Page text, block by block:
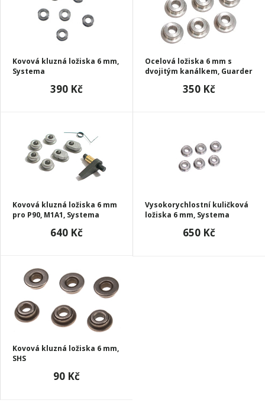
Kovová kluzná ložiska 6 mm,
Systema
390 Kč
Ocelová ložiska 6 mm s
dvojitým kanálkem, Guarder
350 Kč
Kovová kluzná ložiska 6 mm
pro P90, M1A1, Systema
640 Kč
Vysokorychlostní kuličková
ložiska 6 mm, Systema
650 Kč
Kovová kluzná ložiska 6 mm,
SHS
90 Kč